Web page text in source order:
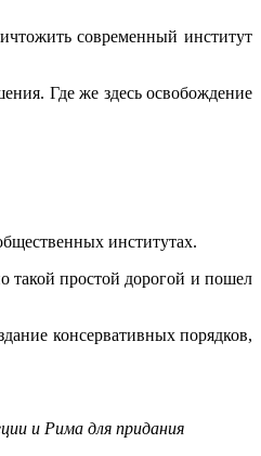
современный институт
Где же здесь освобождение
институтах.
такой простой дорогой и пошел
консервативных порядков,
и Рима для придания